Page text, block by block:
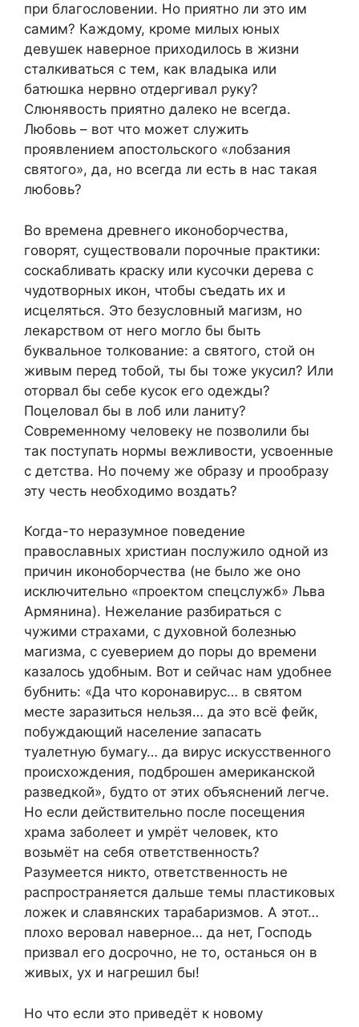
при благословении. Но приятно ли это им
самим? Каждому, кроме милых юных
девушек наверное приходилось в жизни
сталкиваться с тем, как владыка или
батюшка нервно отдергивал руку?
Слюнявость приятно далеко не всегда.
Любовь – вот что может служить
проявлением апостольского «лобзания
святого», да, но всегда ли есть в нас такая
любовь?
Во времена древнего иконоборчества,
говорят, существовали порочные практики:
соскабливать краску или кусочки дерева с
чудотворных икон, чтобы съедать их и
исцеляться. Это безусловный магизм, но
лекарством от него могло бы быть
буквальное толкование: а святого, стой он
живым перед тобой, ты бы тоже укусил? Или
оторвал бы себе кусок его одежды?
Поцеловал бы в лоб или ланиту?
Современному человеку не позволили бы
так поступать нормы вежливости, усвоенные
с детства. Но почему же образу и прообразу
эту честь необходимо воздать?
Когда-то неразумное поведение
православных христиан послужило одной из
причин иконоборчества (не было же оно
исключительно «проектом спецслужб» Льва
Армянина). Нежелание разбираться с
чужими страхами, с духовной болезнью
магизма, с суеверием до поры до времени
казалось удобным. Вот и сейчас нам удобнее
бубнить: «Да что коронавирус… в святом
месте заразиться нельзя… да это всё фейк,
побуждающий население запасать
туалетную бумагу… да вирус искусственного
происхождения, подброшен американской
разведкой», будто от этих объяснений легче.
Но если действительно после посещения
храма заболеет и умрёт человек, кто
возьмёт на себя ответственность?
Разумеется никто, ответственность не
распространяется дальше темы пластиковых
ложек и славянских тарабаризмов. А этот…
плохо веровал наверное… да нет, Господь
призвал его досрочно, не то, останься он в
живых, ух и нагрешил бы!
Но что если это приведёт к новому